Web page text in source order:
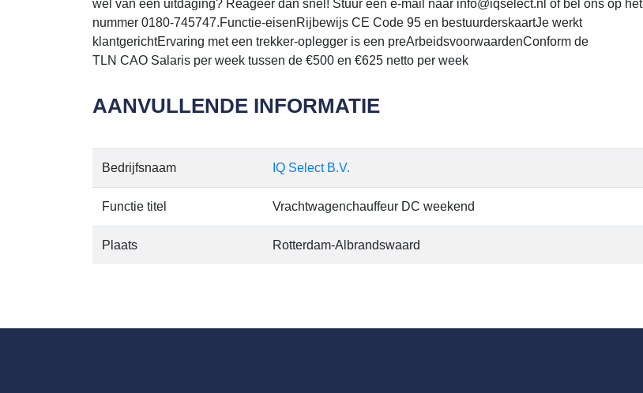
wel van een uitdaging? Reageer dan snel! Stuur een e-mail naar info@iqselect.nl of bel ons op het
nummer 0180-745747.Functie-eisenRijbewijs CE Code 95 en bestuurderskaartJe werkt
klantgerichtErvaring met een trekker-oplegger is een preArbeidsvoorwaardenConform de
TLN CAO Salaris per week tussen de €500 en €625 netto per week
AANVULLENDE INFORMATIE
Bedrijfsnaam IQ Select B.V.
Functie titel Vrachtwagenchauffeur DC weekend
Plaats Rotterdam-Albrandswaard